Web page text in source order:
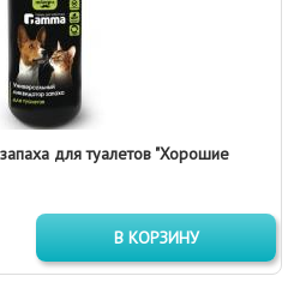
для туалетов "Хорошие
В КОРЗИНУ